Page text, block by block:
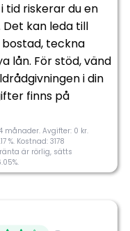
Ja
10 000 kr/mån
tid riskerar du en
kan leda till
teckna
lån. För stöd, vänd
i din
finns på
månader. Avgifter: 0 kr.
%. Kostnad: 3178
är rörlig, sätts